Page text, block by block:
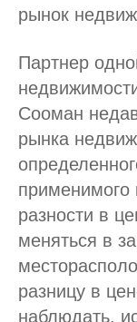
рынок
Партнер
Сооман
рынка
применимого
разности в
меняться в
разницу в
наблюдать,